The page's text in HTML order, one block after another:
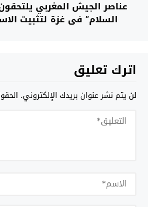
عناصر الجيش المغربي
السلام” في غزة لتثبيت
اترك تعليق
لن يتم نشر عنوان بريدك الإلكتروني.